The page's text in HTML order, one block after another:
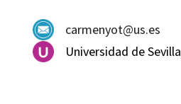
carmenyot@us.es
Universidad de Sevilla